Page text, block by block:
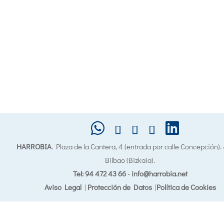
HARROBIA. Plaza de la Cantera, 4 (entrada por calle
Bilbao (Bizkaia).
Tel: 94 472 43 66- info@harrobia.net
Aviso Legal| Protección de Datos|Política de Cookies